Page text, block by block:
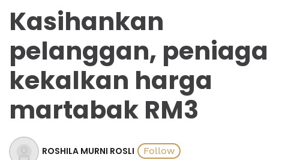
Kasihankan
pelanggan, peniaga
kekalkan harga
martabak RM3
ROSHILA MURNI ROSLI